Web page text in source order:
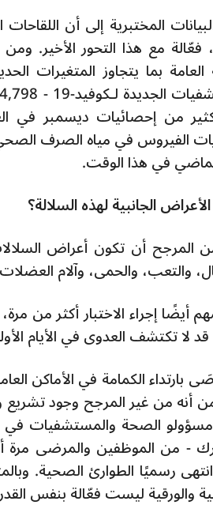
المختبرية إلى أن
فعّالة مع هذا التحور الأخير.
من إحصائيات ديسمبر في
الفيروس في مياه الصرف
في هذا الوقت.
الجانبية لهذه السلالة؟
المرجح أن تكون أعراض
والتعب، والحمى، وآلام
أيضًا إجراء الاختبار أكثر من
لا تكتشف العدوى في الأيام
بارتداء الكمامة في الأماكن
أنه من غير المرجح وجود تشريع
الصحة والمستشفيات في ما
- من الموظفين والمرضى مرة
والورقية ليست فعّالة بنفس